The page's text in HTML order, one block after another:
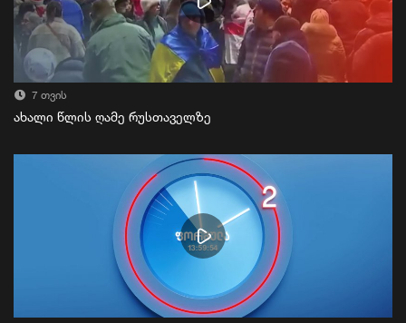
7 თვის
ახალი წლის ღამე რუსთაველზე